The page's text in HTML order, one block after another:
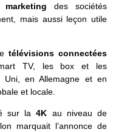
marketingdes sociétés
mais aussi leçon utile
télévisions connectées
TV, les box et les
Uni, en Allemagne et en
et locale.
sur la4K au niveau de
marquait l’annonce de